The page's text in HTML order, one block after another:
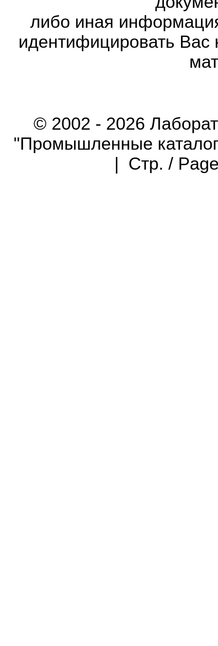
либо иная
идентифицировать Вас
© 2002 - 2026
"Промышленные
| Стр. /